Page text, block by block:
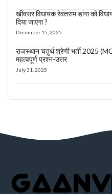
खींवसर विधायक रेवंतराम डांगा को
दिया जाएगा ?
December 15, 2025
राजस्थान चतुर्थ श्रेणी भर्ती 2025
महत्वपूर्ण प्रश्न-उत्तर
July 31, 2025